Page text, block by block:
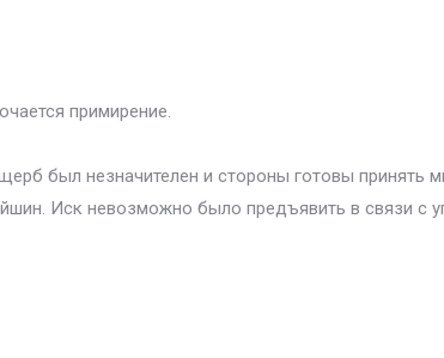
примирение.
был незначителен и стороны готовы принять
Иск невозможно было предъявить в связи с